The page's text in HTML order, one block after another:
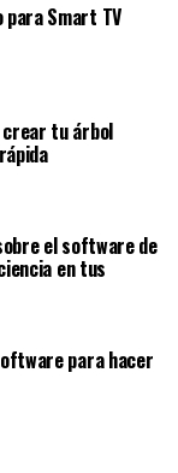
Smart TV
tu árbol
el software de
en tus
para hacer